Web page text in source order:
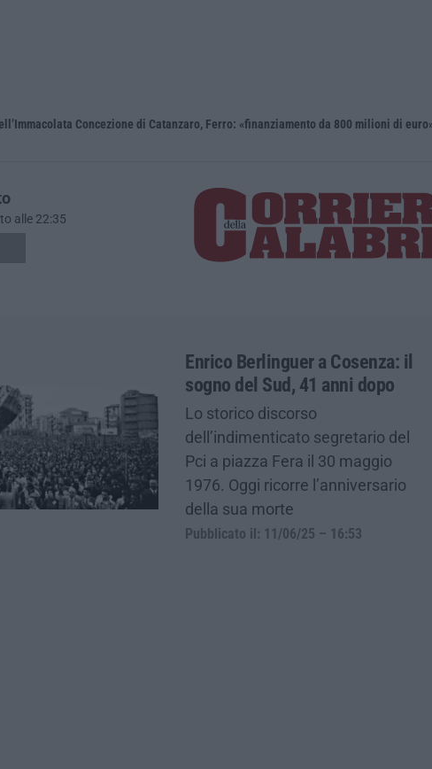
Concezione di Catanzaro, Ferro: «finanziamento da 800 milioni di euro»
alle 22:35
Enrico Berlinguer a Cosenza: il
sogno del Sud, 41 anni dopo
Lo storico discorso
dell’indimenticato segretario del
Pci a piazza Fera il 30 maggio
1976. Oggi ricorre l’anniversario
della sua morte
Pubblicato il: 11/06/25 – 16:53